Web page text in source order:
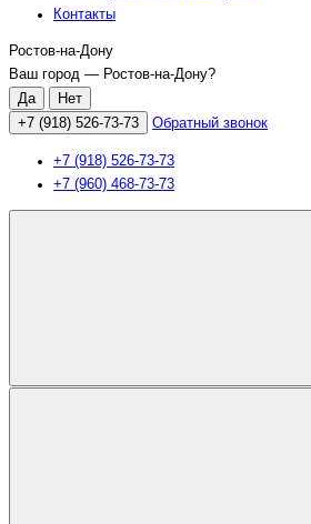
Контакты
Ростов-на-Дону
Ваш город — Ростов-на-Дону?
+7 (918) 526-73-73 Обратный звонок
+7 (918) 526-73-73
+7 (960) 468-73-73